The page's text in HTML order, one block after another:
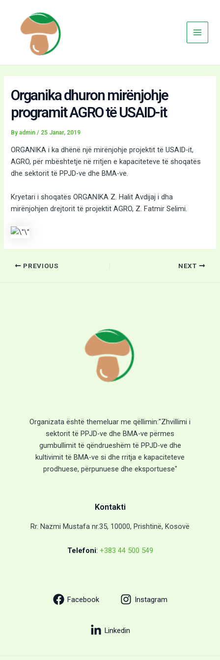
content
Menu
Organika dhuron mirënjohje
programit AGRO të USAID-it
Byadmin/ 25 Janar, 2019
ORGANIKA i ka dhënë një mirënjohje projektit të USAID-it,
AGRO, për mbështetje në rritjen e kapaciteteve të shoqatës
dhe sektorit të PPJD-ve dhe BMA-ve.
Kryetari i shoqatës ORGANIKA Z. Halit Avdijaj i dha
mirënjohjen drejtorit të projektit AGRO, Z. Fatmir Selimi.
PREVIOUS NEXT
Organizata është themeluar me qëllimin:"Zhvillimi i
sektorit të PPJD-ve dhe BMA-ve përmes
gumbullimit të qëndrueshëm të PPJD-ve dhe
kultivimit të BMA-ve si dhe rritja e kapaciteteve
prodhuese, përpunuese dhe eksportuese"
Kontakti
Rr. Nazmi Mustafa nr.35, 10000, Prishtinë, Kosovë
Telefoni: +383 44 500 549
Facebook Instagram
Linkedin